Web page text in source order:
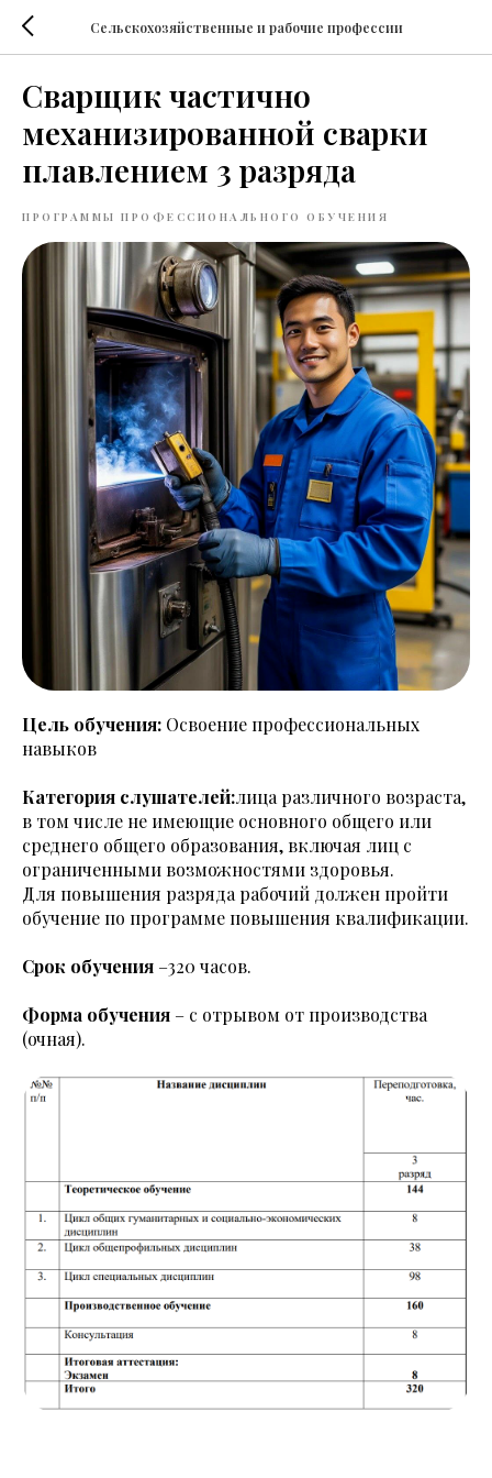
Сельскохозяйственные и рабочие профессии
Сварщик частично
механизированной сварки
плавлением 3 разряда
ПРОГРАММЫ ПРОФЕССИОНАЛЬНОГО ОБУЧЕНИЯ
Цель обучения: Освоение профессиональных
навыков
Категория слушателей:лица различного возраста,
в том числе не имеющие основного общего или
среднего общего образования, включая лиц с
ограниченными возможностями здоровья.
Для повышения разряда рабочий должен пройти
обучение по программе повышения квалификации.
Срок обучения –320 часов.
Форма обучения – с отрывом от производства
(очная).